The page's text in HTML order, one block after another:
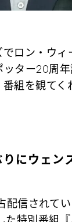
ロン・ウィ
ター20周
組を観て
にウェン
配信されて